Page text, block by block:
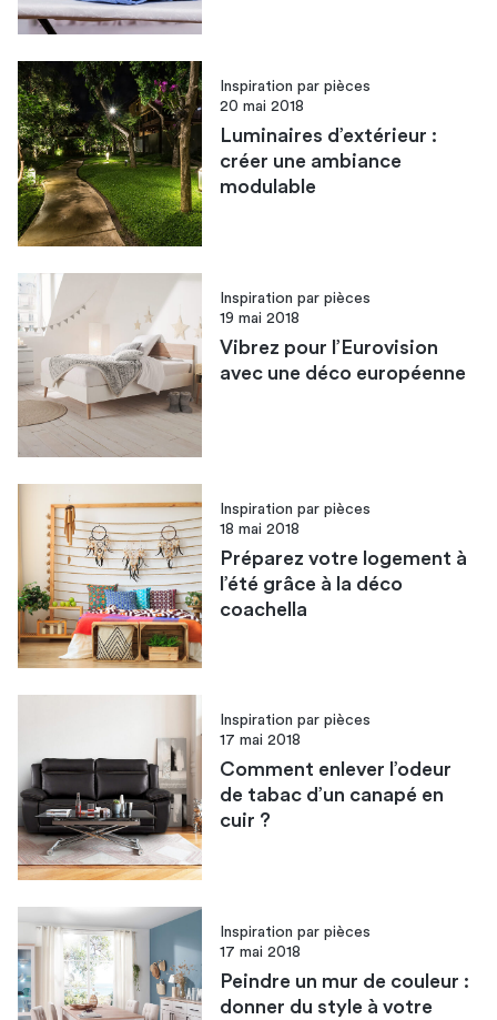
Inspiration par pièces
20 mai 2018
Luminaires d’extérieur :
créer une ambiance
modulable
Inspiration par pièces
19 mai 2018
Vibrez pour l’Eurovision
avec une déco européenne
Inspiration par pièces
18 mai 2018
Préparez votre logement à
l’été grâce à la déco
coachella
Inspiration par pièces
17 mai 2018
Comment enlever l’odeur
de tabac d’un canapé en
cuir ?
Inspiration par pièces
17 mai 2018
Peindre un mur de couleur :
donner du style à votre